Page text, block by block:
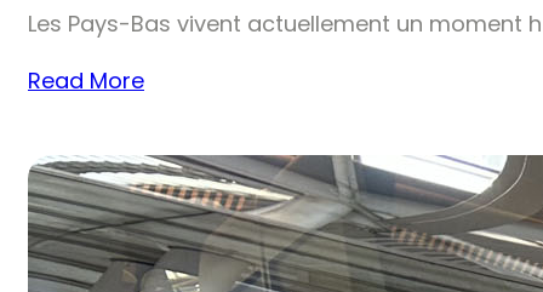
Les Pays-Bas vivent actuellement un moment
Read More